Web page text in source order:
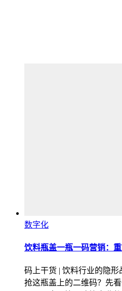
数字化
饮料瓶盖一瓶一码营销：
码上干货 | 饮料行业的隐
抢这瓶盖上的二维码？先